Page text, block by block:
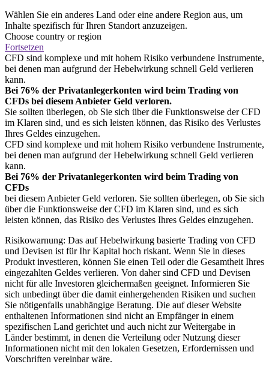
Wählen Sie ein anderes Land oder eine andere Region aus, um
Inhalte spezifisch für Ihren Standort anzuzeigen.
Choose country or region
Fortsetzen
CFD sind komplexe und mit hohem Risiko verbundene Instrumente,
bei denen man aufgrund der Hebelwirkung schnell Geld verlieren
kann.
Bei 76% der Privatanlegerkonten wird beim Trading von
CFDs bei diesem Anbieter Geld verloren.
Sie sollten überlegen, ob Sie sich über die Funktionsweise der CFD
im Klaren sind, und es sich leisten können, das Risiko des Verlustes
Ihres Geldes einzugehen.
CFD sind komplexe und mit hohem Risiko verbundene Instrumente,
bei denen man aufgrund der Hebelwirkung schnell Geld verlieren
kann.
Bei 76% der Privatanlegerkonten wird beim Trading von
CFDs
bei diesem Anbieter Geld verloren. Sie sollten überlegen, ob Sie sich
über die Funktionsweise der CFD im Klaren sind, und es sich
leisten können, das Risiko des Verlustes Ihres Geldes einzugehen.
Risikowarnung: Das auf Hebelwirkung basierte Trading von CFD
und Devisen ist für Ihr Kapital hoch riskant. Wenn Sie in dieses
Produkt investieren, können Sie einen Teil oder die Gesamtheit Ihres
eingezahlten Geldes verlieren. Von daher sind CFD und Devisen
nicht für alle Investoren gleichermaßen geeignet. Informieren Sie
sich unbedingt über die damit einhergehenden Risiken und suchen
Sie nötigenfalls unabhängige Beratung. Die auf dieser Website
enthaltenen Informationen sind nicht an Empfänger in einem
spezifischen Land gerichtet und auch nicht zur Weitergabe in
Länder bestimmt, in denen die Verteilung oder Nutzung dieser
Informationen nicht mit den lokalen Gesetzen, Erfordernissen und
Vorschriften vereinbar wäre.